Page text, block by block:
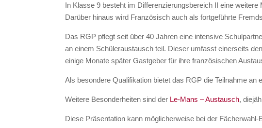
In Klasse 9 besteht im Differenzierungsbereich II eine
Darüber hinaus wird Französisch auch als fortgeführte
Das RGP pflegt seit über 40 Jahren eine intensive
an einem Schüleraustausch teil. Dieser umfasst einerseits
einige Monate später Gastgeber für ihre französischen
Als besondere Qualifikation bietet das RGP die Teilnahme an
Weitere Besonderheiten sind der Le-Mans – Austausch,
Diese Präsentation kann möglicherweise bei der